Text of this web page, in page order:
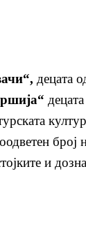
децата
број
и